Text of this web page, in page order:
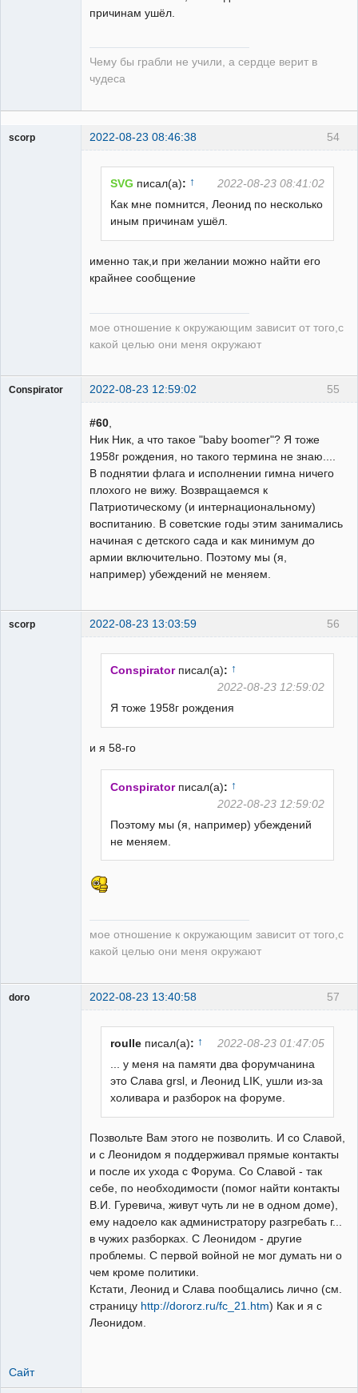
причинам ушёл.
Чему бы грабли не учили, а сердце верит в
чудеса
54
scorp 2022-08-23 08:46:38
SVG писал(а): ↑
2022-08-23 08:41:02
Как мне помнится, Леонид по несколько
иным причинам ушёл.
именно так,и при желании можно найти его
крайнее сообщение
мое отношение к окружающим зависит от того,с
какой целью они меня окружают
55
Conspirator 2022-08-23 12:59:02
#60
Ник Ник, а что такое "baby boomer"? Я тоже
1958г рождения, но такого термина не знаю....
В поднятии флага и исполнении гимна ничего
плохого не вижу. Возвращаемся к
Патриотическому (и интернациональному)
воспитанию. В советские годы этим занимались
начиная с детского сада и как минимум до
армии включительно. Поэтому мы (я,
например) убеждений не меняем.
56
scorp 2022-08-23 13:03:59
Conspirator писал(а): ↑
2022-08-23 12:59:02
Я тоже 1958г рождения
и я 58-го
Conspirator писал(а): ↑
2022-08-23 12:59:02
Поэтому мы (я, например) убеждений
не меняем.
мое отношение к окружающим зависит от того,с
какой целью они меня окружают
57
doro 2022-08-23 13:40:58
roulle писал(а): ↑
2022-08-23 01:47:05
... у меня на памяти два форумчанина
это Слава grsl, и Леонид LIK, ушли из-за
холивара и разборок на форуме.
Позвольте Вам этого не позволить. И со Славой,
и с Леонидом я поддерживал прямые контакты
и после их ухода с Форума. Со Славой - так
себе, по необходимости (помог найти контакты
В.И. Гуревича, живут чуть ли не в одном доме),
ему надоело как администратору разгребать г...
в чужих разборках. С Леонидом - другие
проблемы. С первой войной не мог думать ни о
чем кроме политики.
Кстати, Леонид и Слава пообщались лично (см.
страницу http://dororz.ru/fc_21.htm) Как и я с
Леонидом.
Сайт